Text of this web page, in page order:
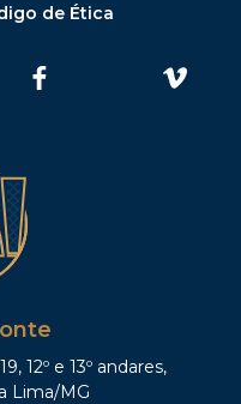
de Ética
12º e 13º andares,
Lima/MG